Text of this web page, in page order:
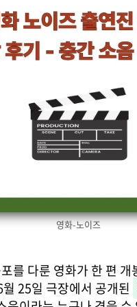
영화-노이즈
를 다룬 영화가 한 편 개
25일 극장에서 공개된